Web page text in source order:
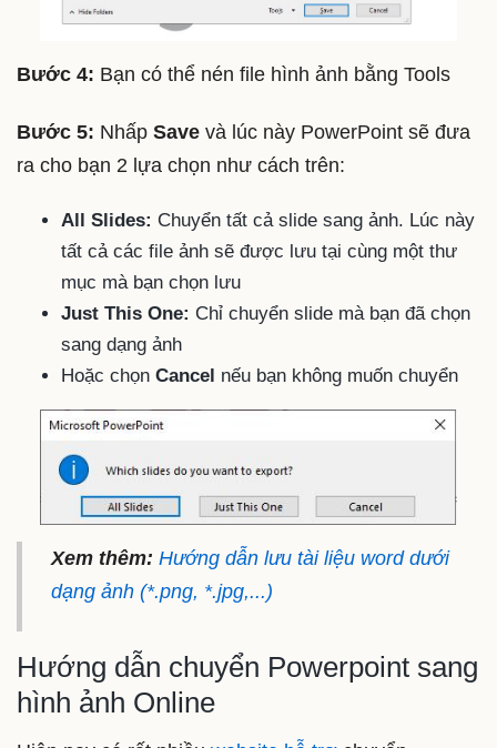
Bước 4: Bạn có thể nén file hình ảnh bằng Tools
Bước 5: Nhấp Save và lúc này PowerPoint sẽ đưa
ra cho bạn 2 lựa chọn như cách trên:
All Slides: Chuyển tất cả slide sang ảnh. Lúc này
tất cả các file ảnh sẽ được lưu tại cùng một thư
mục mà bạn chọn lưu
Just This One: Chỉ chuyển slide mà bạn đã chọn
sang dạng ảnh
Hoặc chọn Cancel nếu bạn không muốn chuyển
Xem thêm: Hướng dẫn lưu tài liệu word dưới
dạng ảnh (*.png, *.jpg,...)
Hướng dẫn chuyển Powerpoint sang
hình ảnh Online